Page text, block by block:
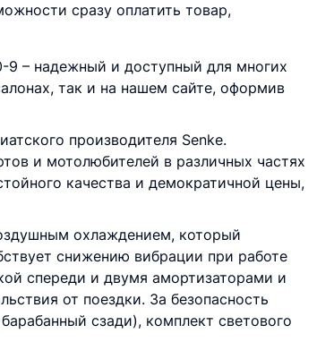
сразу оплатить товар,
9 – надежный и доступный для многих
так и на нашем сайте, оформив
производителя Senke.
и мотолюбителей в различных частях
качества и демократичной цены,
охлаждением, который
снижению вибрации при работе
спереди и двумя амортизаторами и
от поездки. За безопасность
сзади), комплект светового